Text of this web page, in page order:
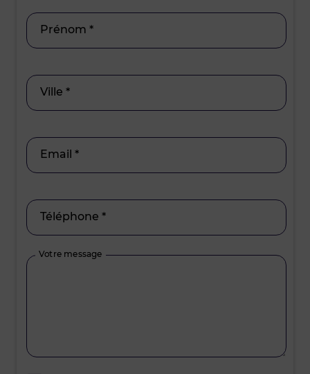
Prénom *
Ville *
Email *
Téléphone *
Votre message